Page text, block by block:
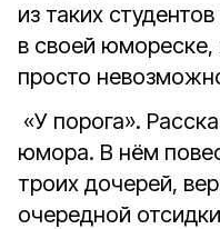
из таких
в своей юмореске,
просто
«У порога».
юмора. В нём
троих дочерей,
очередной